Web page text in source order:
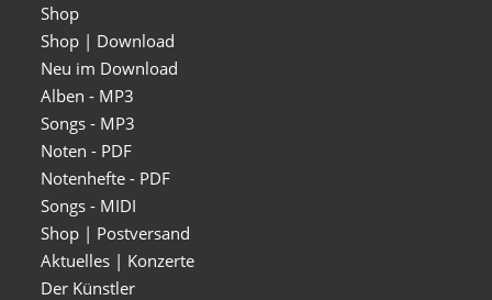
Shop
Shop | Download
Neu im Download
Alben - MP3
Songs - MP3
Noten - PDF
Notenhefte - PDF
Songs - MIDI
Shop | Postversand
Aktuelles | Konzerte
Der Künstler